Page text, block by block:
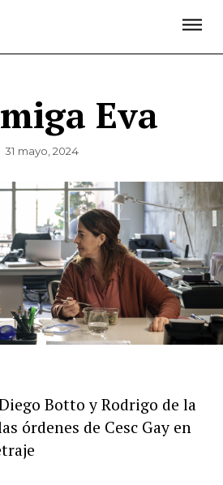
Eva
31 mayo, 2024
Botto y Rodrigo de la
órdenes de Cesc Gay en
DE CINE
PRENSA